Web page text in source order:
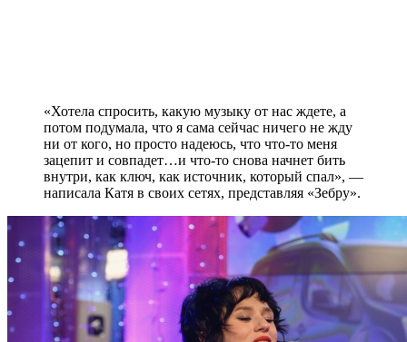
«Хотела спросить, какую музыку от нас ждете, а
потом подумала, что я сама сейчас ничего не жду
ни от кого, но просто надеюсь, что что-то меня
зацепит и совпадет…и что-то снова начнет бить
внутри, как ключ, как источник, который спал», —
написала Катя в своих сетях, представляя «Зебру».